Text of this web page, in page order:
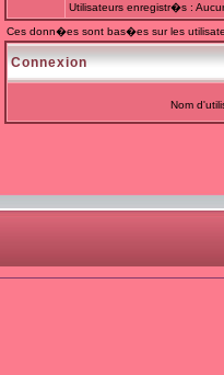
Utilisateurs enregistr�s :
Ces donn�es sont bas�es sur les
Connexion
Nom